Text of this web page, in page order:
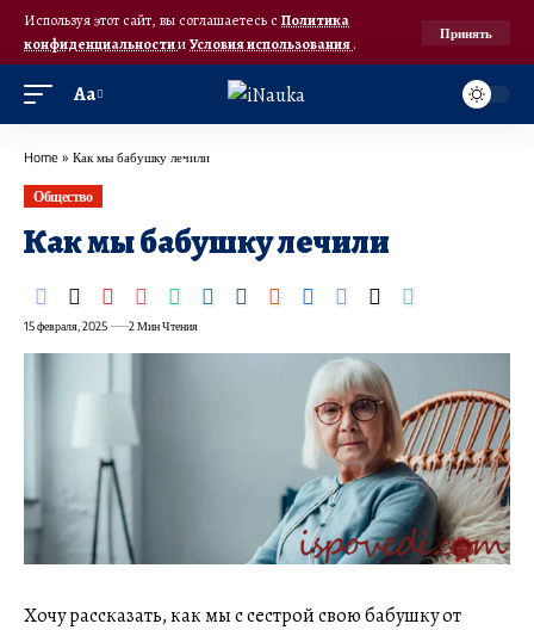
Используя этот сайт, вы соглашаетесь с Политика
конфиденциальностииУсловия использования.
Принять
Аа
Home » Как мы бабушку лечили
Общество
Как мы бабушку лечили
15 февраля, 2025 2 Мин Чтения
Хочу рассказать, как мы с сестрой свою бабушку от